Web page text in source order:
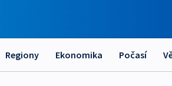
Regiony Ekonomika Počasí